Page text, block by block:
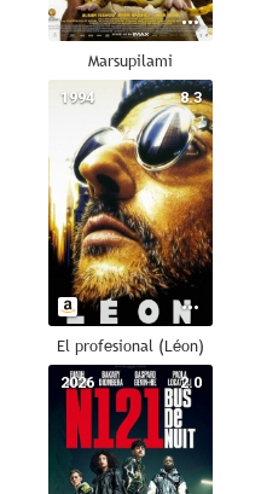
Marsupilami
8.3
1994
El profesional (Léon)
2.0
2026